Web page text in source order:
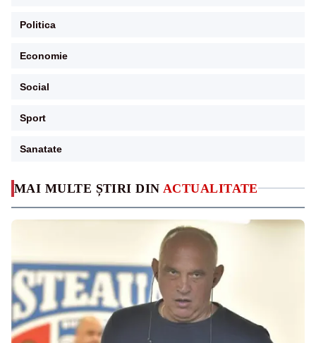
MAI MULTE ȘTIRI DIN ACTUALITATE
Politica
Economie
Social
Sport
Sanatate